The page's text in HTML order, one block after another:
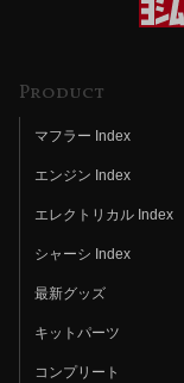
Product
マフラー Index
エンジン Index
エレクトリカル Index
シャーシ Index
最新グッズ
キットパーツ
コンプリート